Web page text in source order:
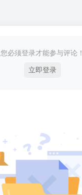
您必须登录才能参与评论！
立即登录